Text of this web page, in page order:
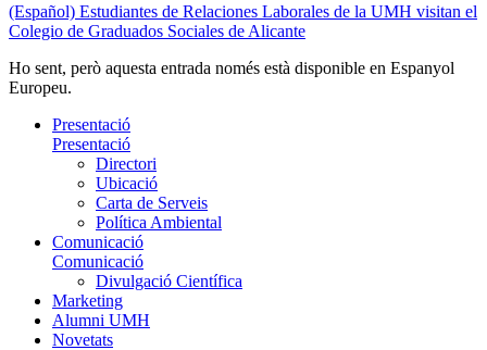
(Español) Estudiantes de Relaciones Laborales de la UMH visitan el
Colegio de Graduados Sociales de Alicante
Ho sent, però aquesta entrada només està disponible en Espanyol
Europeu.
Presentació
Presentació
Directori
Ubicació
Carta de Serveis
Política Ambiental
Comunicació
Comunicació
Divulgació Científica
Marketing
Alumni UMH
Novetats